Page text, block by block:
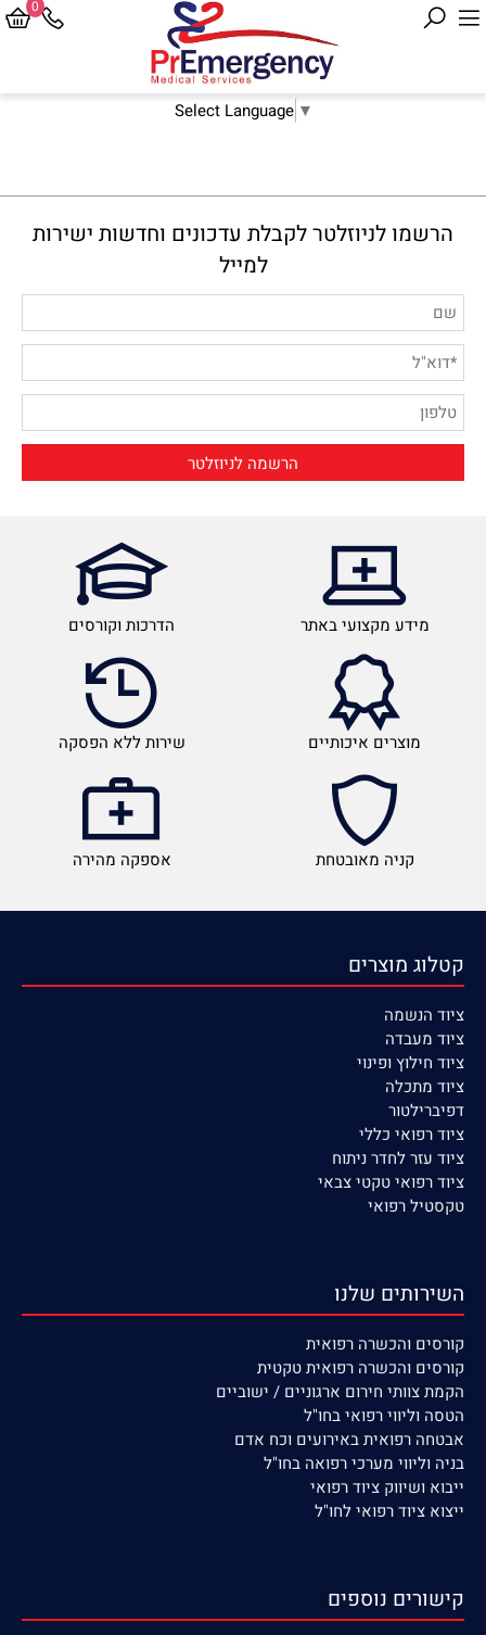
Select Language ▼
0
הרשמו לניוזלטר לקבלת עדכונים וחדשות ישירות
למייל
מידע מקצועי באתר הדרכות וקורסים
מוצרים איכותיים שירות ללא הפסקה
קניה מאובטחת אספקה מהירה
קטלוג מוצרים
ציוד הנשמה
ציוד מעבדה
ציוד חילוץ ופינוי
ציוד מתכלה
דפיברילטור
ציוד רפואי כללי
ציוד עזר לחדר ניתוח
ציוד רפואי טקטי צבאי
טקסטיל רפואי
השירותים שלנו
קורסים והכשרה רפואית
קורסים והכשרה רפואית טקטית
הקמת צוותי חירום ארגוניים / ישוביים
הטסה וליווי רפואי בחו"ל
אבטחה רפואית באירועים וכח אדם
בניה וליווי מערכי רפואה בחו"ל
ייבוא ושיווק ציוד רפואי
ייצוא ציוד רפואי לחו"ל
קישורים נוספים